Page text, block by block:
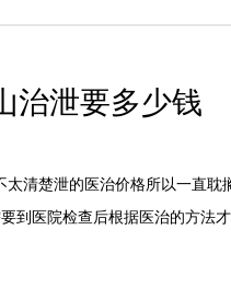
治泄要多少钱
清楚泄的医治价格所以一直耽
到医院检查后根据医治的方法